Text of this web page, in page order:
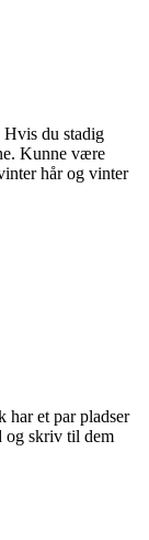
du stadig
Kunne være
hår og vinter
har et par pladser
og skriv til dem